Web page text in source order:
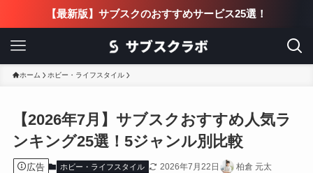
【最新版】サブスクのおすすめサービス25選！
ホーム ホビー・ライフスタイル
【2026年7月】サブスクおすすめ人気ラ
ンキング25選！5ジャンル別比較
広告 ホビー・ライフスタイル 2026年7月22日 柏倉 元太